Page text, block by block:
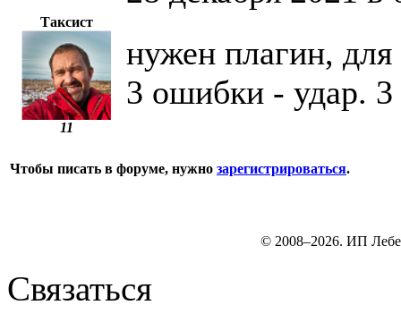
Таксист
11
нужен плагин,
3 ошибки - удар.
Чтобы писать в форуме, нужно зарегистрироваться.
© 2008–2026. ИП
Связаться